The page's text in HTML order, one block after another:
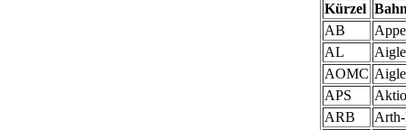
Kürzel
AB
AL
AOMC
APS
ARB